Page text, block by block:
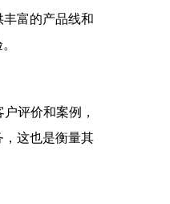
富的产品线和
评价和案例，
这也是衡量其